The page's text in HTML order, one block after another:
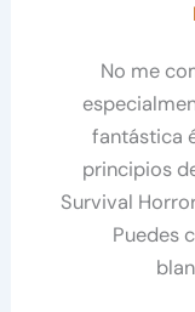
No me
fantástica
principios
Survival
Puedes